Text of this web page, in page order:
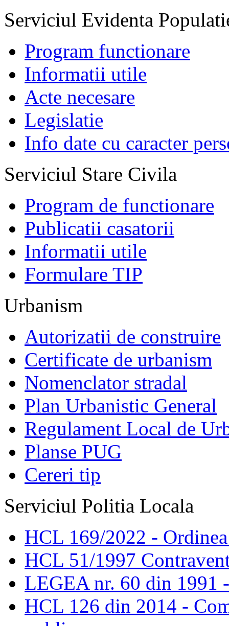
Serviciul Evidenta
Program functionare
Informatii utile
Acte necesare
Legislatie
Info date cu caracter
Serviciul Stare Civila
Program de functionare
Publicatii casatorii
Informatii utile
Formulare TIP
Urbanism
Autorizatii de construire
Certificate de urbanism
Nomenclator stradal
Plan Urbanistic General
Regulament Local de
Planse PUG
Cereri tip
Serviciul Politia Locala
HCL 169/2022 -
HCL 51/1997
LEGEA nr. 60 din 1991
HCL 126 din 2014 -